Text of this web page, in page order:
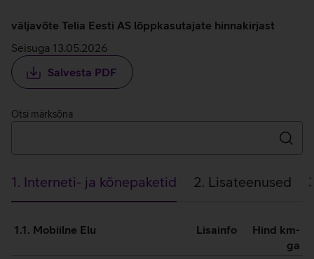
väljavõte Telia Eesti AS lõppkasutajate hinnakirjast
Seisuga 13.05.2026
Salvesta PDF
Otsi märksõna
Otsin
1. Interneti- ja kõnepaketid 2. Lisateenused
1.
1.1. Mobiilne Elu Lisainfo
Hind km-
ga